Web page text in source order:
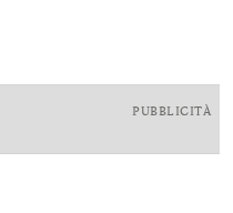
PUBBLICITÀ